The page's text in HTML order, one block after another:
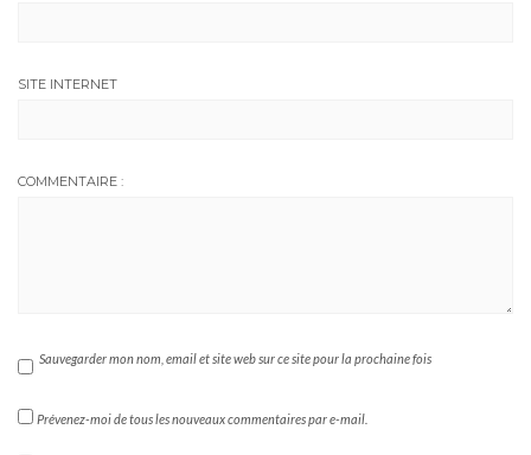
SITE INTERNET
COMMENTAIRE :
Sauvegarder mon nom, email et site web sur ce site pour la prochaine fois
Prévenez-moi de tous les nouveaux commentaires par e-mail.